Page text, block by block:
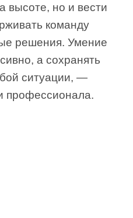
высоте, но и вести
команду
решения. Умение
а сохранять
ситуации, —
профессионала.